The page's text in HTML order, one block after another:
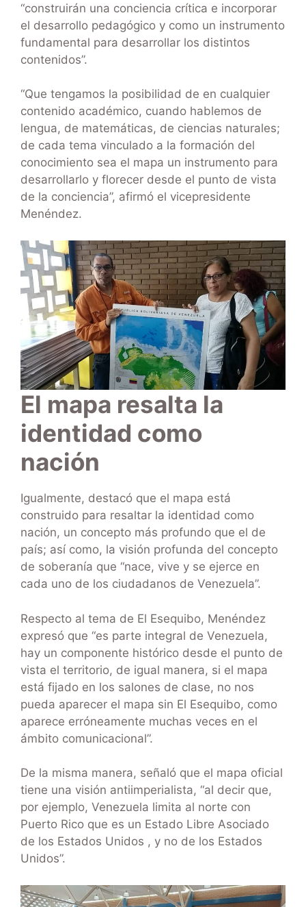
“construirán una conciencia crítica e incorporar
el desarrollo pedagógico y como un instrumento
fundamental para desarrollar los distintos
contenidos”.
“Que tengamos la posibilidad de en cualquier
contenido académico, cuando hablemos de
lengua, de matemáticas, de ciencias naturales;
de cada tema vinculado a la formación del
conocimiento sea el mapa un instrumento para
desarrollarlo y florecer desde el punto de vista
de la conciencia”, afirmó el vicepresidente
Menéndez.
El mapa resalta la
identidad como
nación
Igualmente, destacó que el mapa está
construido para resaltar la identidad como
nación, un concepto más profundo que el de
país; así como, la visión profunda del concepto
de soberanía que “nace, vive y se ejerce en
cada uno de los ciudadanos de Venezuela”.
Respecto al tema de El Esequibo, Menéndez
expresó que “es parte integral de Venezuela,
hay un componente histórico desde el punto de
vista el territorio, de igual manera, si el mapa
está fijado en los salones de clase, no nos
pueda aparecer el mapa sin El Esequibo, como
aparece erróneamente muchas veces en el
ámbito comunicacional”.
De la misma manera, señaló que el mapa oficial
tiene una visión antiimperialista, “al decir que,
por ejemplo, Venezuela limita al norte con
Puerto Rico que es un Estado Libre Asociado
de los Estados Unidos , y no de los Estados
Unidos”.